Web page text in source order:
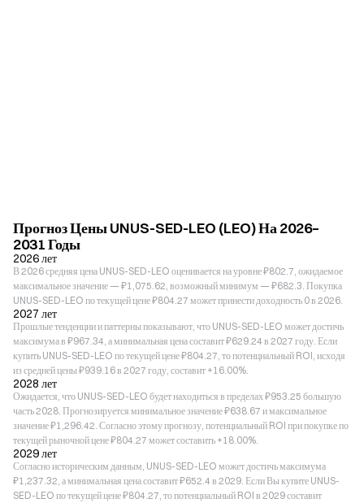
Прогноз Цены UNUS-SED-LEO (LEO) На 2026–
2031 Годы
2026 лет
В 2026 средняя цена UNUS-SED-LEO оценивается на уровне ₽802.7, ожидаемое
максимальное значение — ₽1,075.62, возможный минимум — ₽682.3. Покупка
UNUS-SED-LEO по текущей цене ₽804.27 может принести доходность 0 в 2026.
2027 лет
Прошлые тенденции и паттерны показывают, что UNUS-SED-LEO может достичь
максимума в ₽967.34, а минимальная цена составит ₽629.24 в 2027 году. Если
купить UNUS-SED-LEO по текущей цене ₽804.27, то потенциальный ROI, исходя
из средней цены ₽939.16 в 2027 году, составит +16.00%.
2028 лет
Ожидается, что UNUS-SED-LEO будет находиться в пределах ₽953.25 большую
часть 2028. Прогнозируется минимальное значение ₽638.67 и максимальное
значение ₽1,296.42. Согласно этому прогнозу, потенциальный ROI при покупке по
текущей рыночной цене ₽804.27 может составить +18.00%.
2029 лет
Согласно историческим данным, UNUS-SED-LEO может достичь максимума
₽1,237.32, а минимальная цена составит ₽652.4 в 2029. Если Вы купите UNUS-
SED-LEO по текущей цене ₽804.27, то потенциальный ROI в 2029 составит